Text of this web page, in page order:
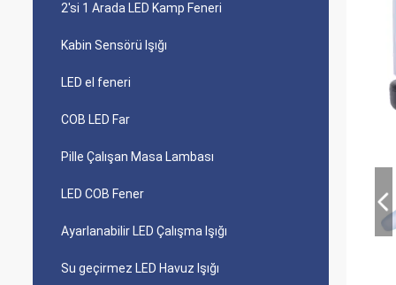
2'si 1 Arada LED Kamp Feneri
Kabin Sensörü Işığı
LED el feneri
COB LED Far
Pille Çalışan Masa Lambası
LED COB Fener
Ayarlanabilir LED Çalışma Işığı
Su geçirmez LED Havuz Işığı